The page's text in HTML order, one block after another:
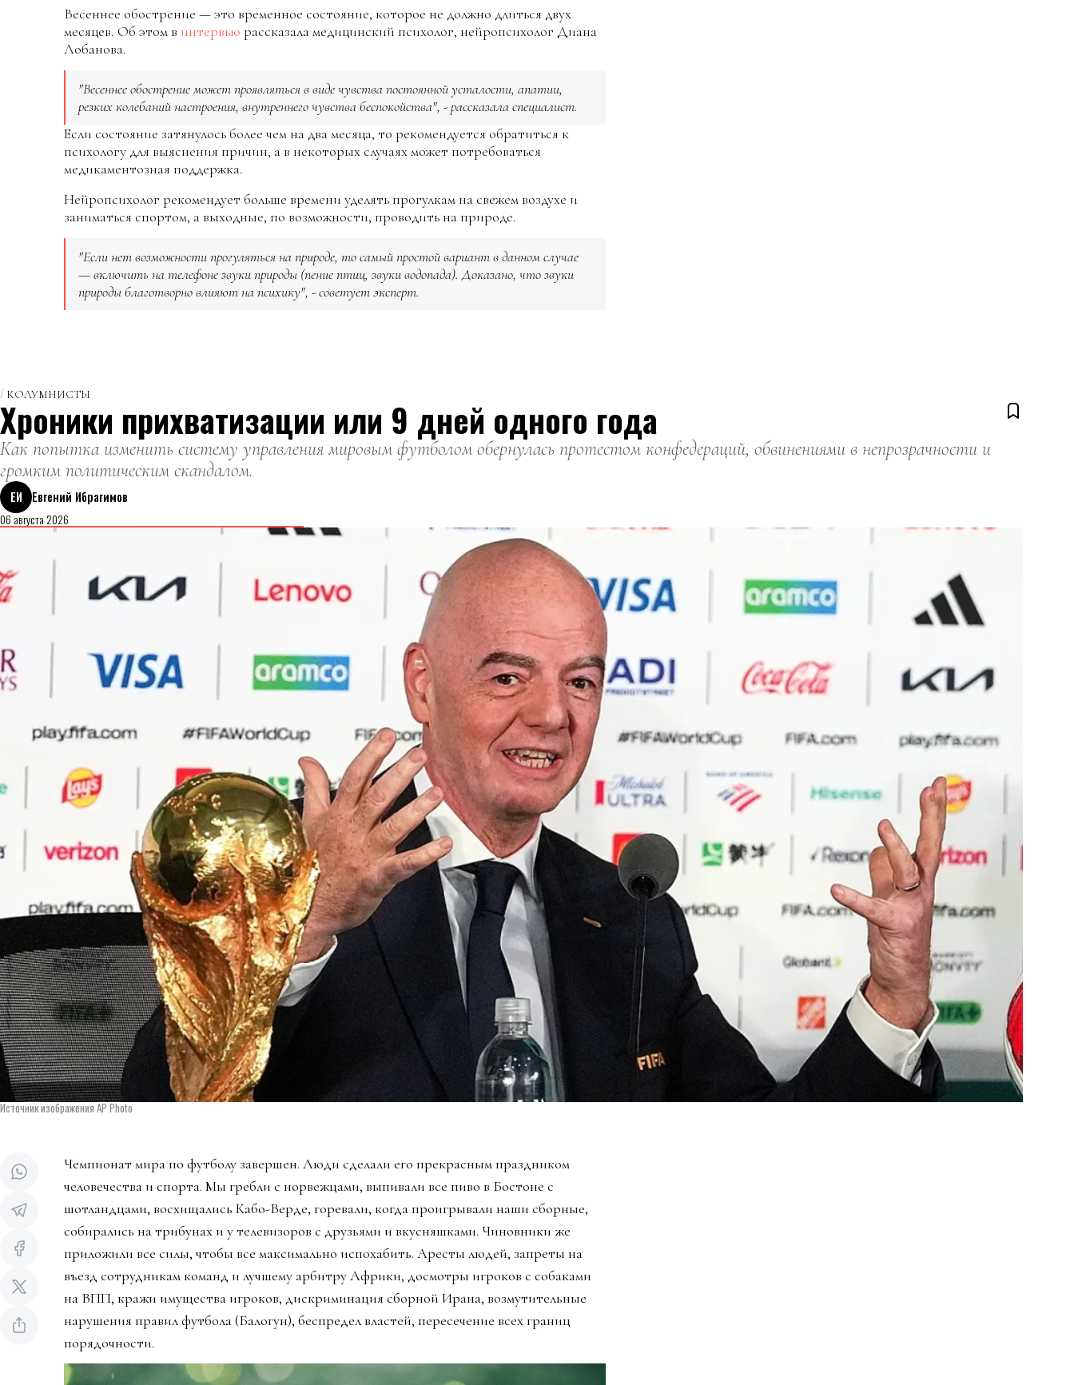
Весеннее обострение — это временное состояние, которое не должно длиться двух
месяцев. Об этом в интервью рассказала медицинский психолог, нейропсихолог Диана
Лобанова.
"Весеннее обострение может проявляться в виде чувства постоянной усталости, апатии,
резких колебаний настроения, внутреннего чувства беспокойства", - рассказала специалист.
Если состояние затянулось более чем на два месяца, то рекомендуется обратиться к
психологу для выяснения причин, а в некоторых случаях может потребоваться
медикаментозная поддержка.
Нейропсихолог рекомендует больше времени уделять прогулкам на свежем воздухе и
заниматься спортом, а выходные, по возможности, проводить на природе.
"Если нет возможности прогуляться на природе, то самый простой вариант в данном случае
— включить на телефоне звуки природы (пение птиц, звуки водопада). Доказано, что звуки
природы благотворно влияют на психику", - советует эксперт.
КОЛУМНИСТЫ
Хроники прихватизации или 9 дней одного года
Как попытка изменить систему управления мировым футболом обернулась протестом конфедераций, обвинениями в непрозрачности и
громким политическим скандалом.
ЕИ
Евгений Ибрагимов
06 августа 2026
Источник изображения AP Photo
Чемпионат мира по футболу завершен. Люди сделали его прекрасным праздником
человечества и спорта. Мы гребли с норвежцами, выпивали все пиво в Бостоне с
шотландцами, восхищались Кабо-Верде, горевали, когда проигрывали наши сборные,
собирались на трибунах и у телевизоров с друзьями и вкусняшками. Чиновники же
приложили все силы, чтобы все максимально испохабить. Аресты людей, запреты на
въезд сотрудникам команд и лучшему арбитру Африки, досмотры игроков с собаками
на ВПП, кражи имущества игроков, дискриминация сборной Ирана, возмутительные
нарушения правил футбола (Балогун), беспредел властей, пересечение всех границ
порядочности.